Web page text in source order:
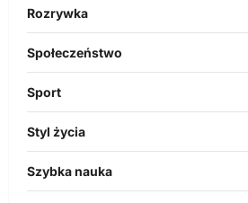
Rozrywka
Społeczeństwo
Sport
Styl życia
Szybka nauka